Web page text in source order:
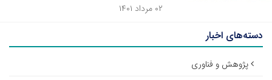
۰۲ مرداد ۱۴۰۱
دسته‌های اخبار
پژوهش و فناوری